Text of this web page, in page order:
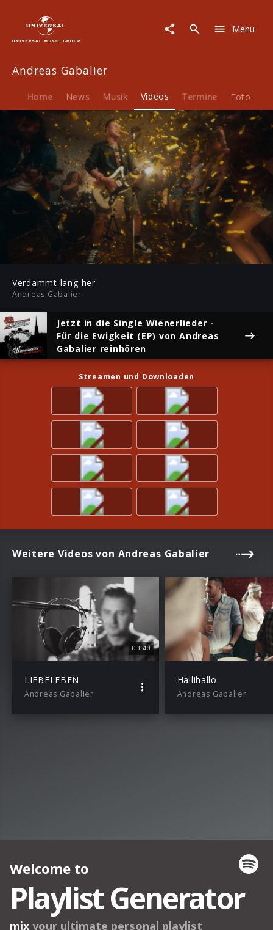
Video
Verdammt
Menu
Andreas Gabalier
Home News Musik Videos Termine Fotos
-04:10
Mute
Play
Verdammt lang her
Andreas Gabalier
Jetzt in die Single Wienerlieder -
Für die Ewigkeit (EP) von Andreas
Gabalier reinhören
Streamen und Downloaden
Weitere Videos von Andreas Gabalier
03:40
LIEBELEBEN
Andreas Gabalier
Hallihallo
Andreas Gabalier